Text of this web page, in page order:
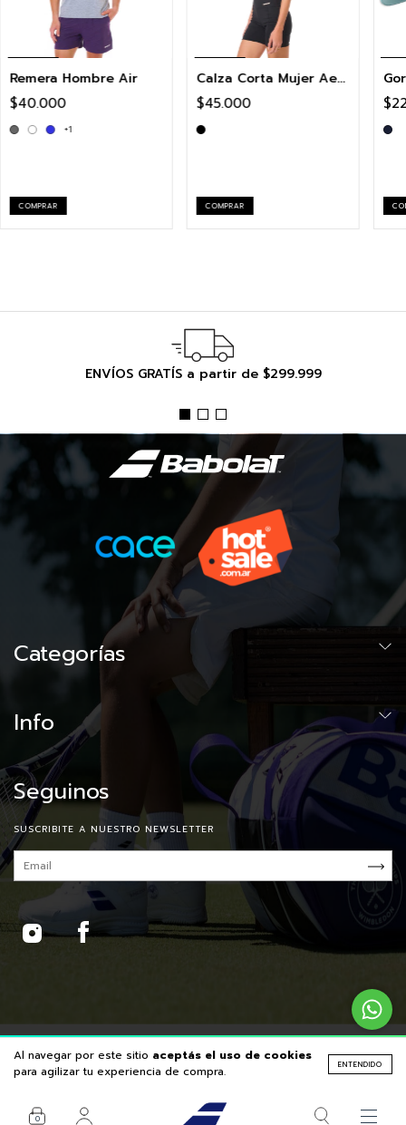
Al navegar por este sitio aceptás el uso de cookies
para agilizar tu experiencia de compra.
ENTENDIDO
0
Remera Hombre Air
$40.000
+1
COMPRAR
Calza Corta Mujer Aero
$45.000
COMPRAR
ENVÍOS GRATÍS a partir de $299.999
Categorías
Info
Seguinos
SUSCRIBITE A NUESTRO NEWSLETTER
Desarrollado por Leren|